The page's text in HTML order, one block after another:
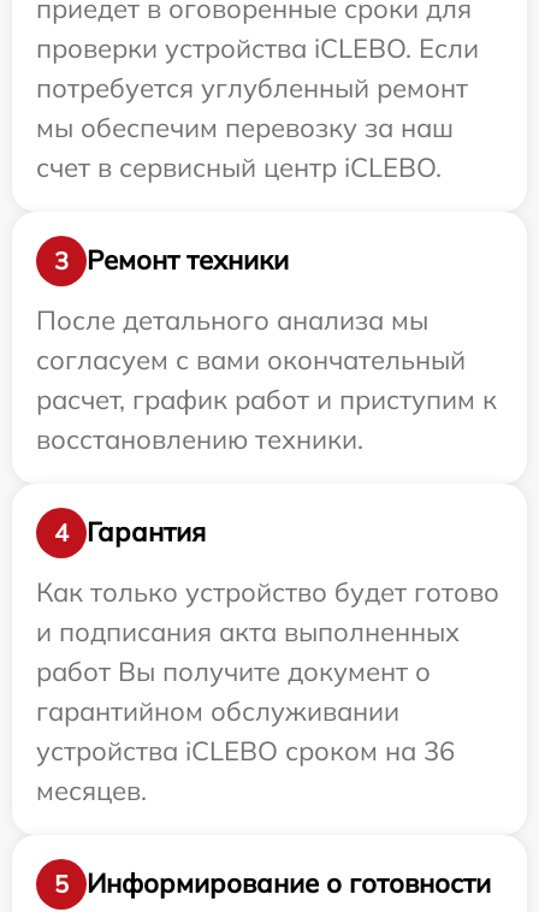
приедет в оговоренные сроки для
проверки устройства iCLEBO. Если
потребуется углубленный ремонт
мы обеспечим перевозку за наш
счет в сервисный центр iCLEBO.
3
Ремонт техники
После детального анализа мы
согласуем с вами окончательный
расчет, график работ и приступим к
восстановлению техники.
4
Гарантия
Как только устройство будет готово
и подписания акта выполненных
работ Вы получите документ о
гарантийном обслуживании
устройства iCLEBO сроком на 36
месяцев.
5
Информирование о готовности